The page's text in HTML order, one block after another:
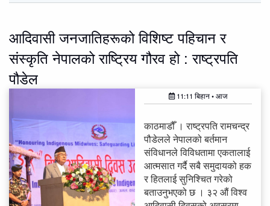
आदिवासी जनजातिहरूको विशिष्ट पहिचान र
संस्कृति नेपालको राष्ट्रिय गौरव हो : राष्ट्रपति
पौडेल
11:11 बिहान • आज
काठमाडौँ । राष्ट्रपति रामचन्द्र
पौडेलले नेपालको बर्तमान
संविधानले विविधतामा एकतालाई
आत्मसात गर्दै सबै समुदायको हक
र हितलाई सुनिश्चित गरेको
बताउनुभएको छ । ३२ औं विश्व